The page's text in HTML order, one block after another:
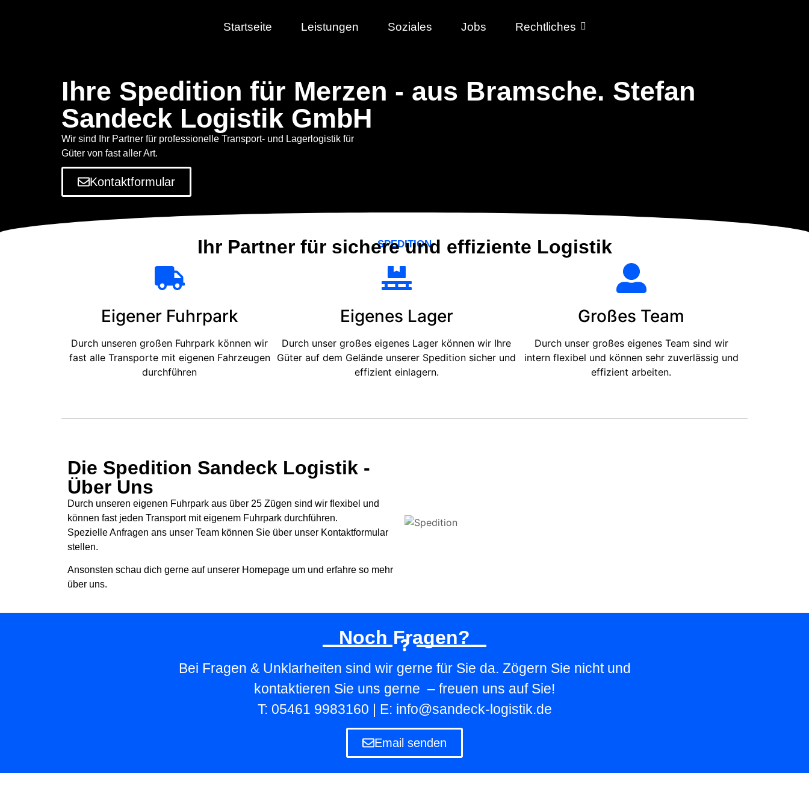
Startseite Leistungen Soziales Jobs Rechtliches
Ihre Spedition für Merzen - aus Bramsche. Stefan
Sandeck Logistik GmbH
Wir sind Ihr Partner für professionelle Transport- und Lagerlogistik für
Güter von fast aller Art.
Kontaktformular
SPEDITION
Ihr Partner für sichere und effiziente Logistik
Eigener Fuhrpark
Durch unseren großen Fuhrpark können wir
fast alle Transporte mit eigenen Fahrzeugen
durchführen
Eigenes Lager
Durch unser großes eigenes Lager können wir Ihre
Güter auf dem Gelände unserer Spedition sicher und
effizient einlagern.
Großes Team
Durch unser großes eigenes Team sind wir
intern flexibel und können sehr zuverlässig und
effizient arbeiten.
Die Spedition Sandeck Logistik -
Über Uns
Durch unseren eigenen Fuhrpark aus über 25 Zügen sind wir flexibel und
können fast jeden Transport mit eigenem Fuhrpark durchführen.
Spezielle Anfragen ans unser Team können Sie über unser Kontaktformular
stellen.
Ansonsten schau dich gerne auf unserer Homepage um und erfahre so mehr
über uns.
Noch Fragen?
Bei Fragen & Unklarheiten sind wir gerne für Sie da. Zögern Sie nicht und
kontaktieren Sie uns gerne – freuen uns auf Sie!
T: 05461 9983160 | E: info@sandeck-logistik.de
Email senden